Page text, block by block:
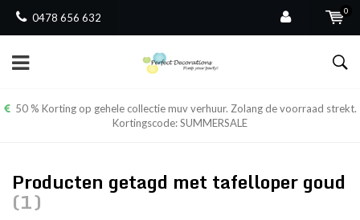
0478 656 632
0
50 % Korting op gehele collectie muv verhuur. Zolang de voorraad strekt.
Kortingscode: SUMMERSALE
Producten getagd met tafelloper goud
(1)